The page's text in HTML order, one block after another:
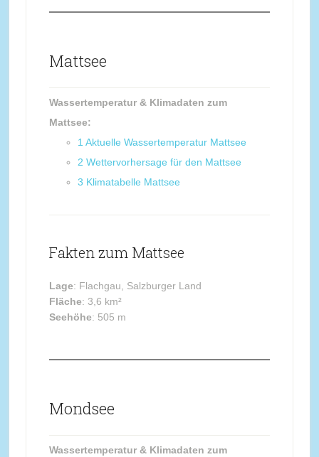
Mattsee
Wassertemperatur & Klimadaten zum
Mattsee:
1 Aktuelle Wassertemperatur Mattsee
2 Wettervorhersage für den Mattsee
3 Klimatabelle Mattsee
Fakten zum Mattsee
Lage: Flachgau, Salzburger Land
Fläche: 3,6 km²
Seehöhe: 505 m
Mondsee
Wassertemperatur & Klimadaten zum